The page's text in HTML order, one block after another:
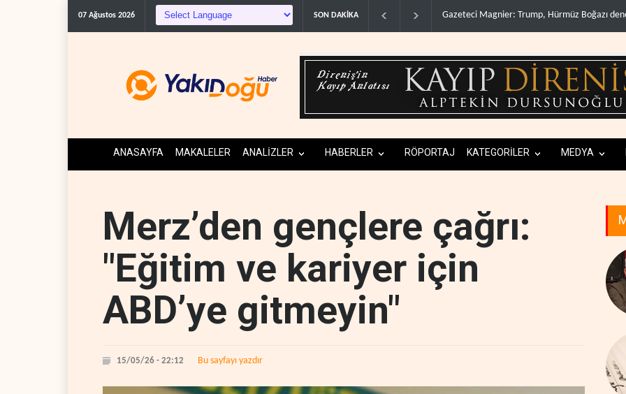
07 Ağustos 2026 SON DAKİKA Çin'in petrol ithalatı on yıllık dipten sonra
ANASAYFA MAKALELER ANALİZLER HABERLER RÖPORTAJ KATEGORİLER MEDYA
Merz’den gençlere çağrı:
"Eğitim ve kariyer için
ABD’ye gitmeyin"
15/05/26 - 22:12 Bu sayfayı yazdır